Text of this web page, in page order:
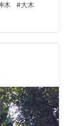
の無料駐車
境内にはとこ
、 石羊、布袋
ド系デス。 御
木 #大木